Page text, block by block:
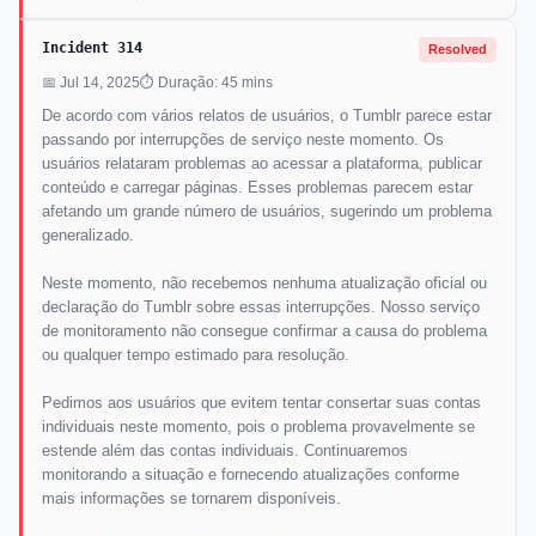
Incident 314 Resolved
📅 Jul 14, 2025⏱ Duração: 45 mins
De acordo com vários relatos de usuários, o Tumblr parece estar
passando por interrupções de serviço neste momento. Os
usuários relataram problemas ao acessar a plataforma, publicar
conteúdo e carregar páginas. Esses problemas parecem estar
afetando um grande número de usuários, sugerindo um problema
generalizado.
Neste momento, não recebemos nenhuma atualização oficial ou
declaração do Tumblr sobre essas interrupções. Nosso serviço
de monitoramento não consegue confirmar a causa do problema
ou qualquer tempo estimado para resolução.
Pedimos aos usuários que evitem tentar consertar suas contas
individuais neste momento, pois o problema provavelmente se
estende além das contas individuais. Continuaremos
monitorando a situação e fornecendo atualizações conforme
mais informações se tornarem disponíveis.